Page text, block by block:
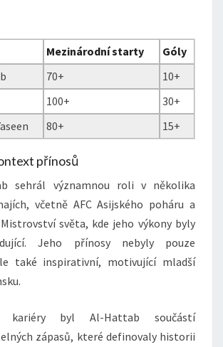
Mezinárodní starty
Góly
70+
10+
100+
30+
80+ 15+
přínosů
sehrál významnou roli v několika
včetně AFC Asijského poháru a
světa, kde jeho výkony byly
Jeho přínosy nebyly pouze
také inspirativní, motivující mladší
kariéry byl Al-Hattab součástí
zápasů, které definovaly historii